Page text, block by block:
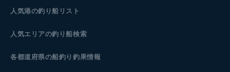
人気港の釣り船リスト
人気エリアの釣り船検索
各都道府県の船釣り釣果情報